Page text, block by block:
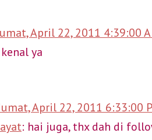
April 22, 2011 4:39:00
ya
April 22, 2011 6:33:00
: hai juga, thx dah di